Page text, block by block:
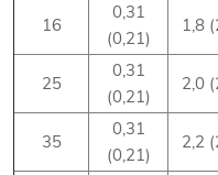
16
0,31
(0,21)
1,8
25
0,31
(0,21)
2,0
35
0,31
(0,21)
2,2